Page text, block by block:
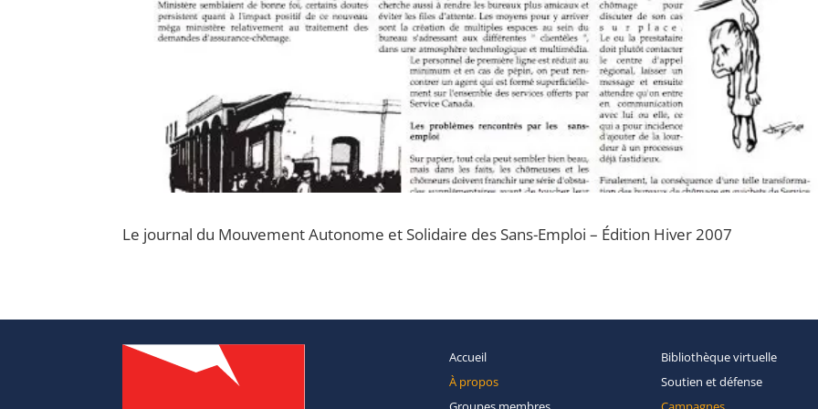
Le journal du Mouvement Autonome et Solidaire des Sans-Emploi – Édition Hiver 2007
Accueil
À propos
Bibliothèquevirtuelle
Soutien etdéfense